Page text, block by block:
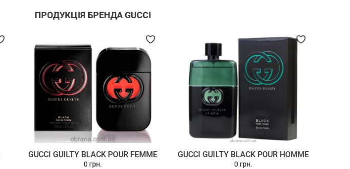
ПРОДУКЦІЯ БРЕНДАGUCCI
GUCCI GUILTY BLACK POUR FEMME
0 грн.
GUCCI GUILTY BLACK POUR HOMME
0 грн.